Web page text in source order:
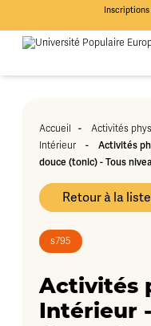
Inscriptions
Accueil - Activités
Intérieur
- Activités
douce (tonic) - Tous
Retour à la liste
s795
Activités
Intérieur